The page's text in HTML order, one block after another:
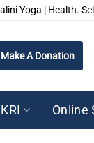
Yoga | Health.
Make A Donation
KRI Online